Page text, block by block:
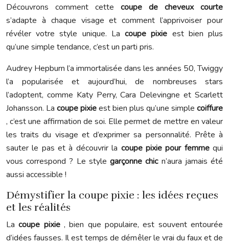
Découvrons comment cette coupe de cheveux courte
s’adapte à chaque visage et comment l’apprivoiser pour
révéler votre style unique. Lacoupe pixie est bien plus
qu’une simple tendance, c’est un parti pris.
Audrey Hepburn l’a immortalisée dans les années 50, Twiggy
l’a popularisée et aujourd’hui, de nombreuses stars
l’adoptent, comme Katy Perry, Cara Delevingne et Scarlett
Johansson. La coupe pixieest bien plus qu’une simple coiffure
, c’est une affirmation de soi. Elle permet de mettre en valeur
les traits du visage et d’exprimer sa personnalité. Prête à
sauter le pas et à découvrir la coupe pixie pour femmequi
vous correspond ? Le stylegarçonne chic n’aura jamais été
aussi accessible !
Démystifier la coupe pixie : les idées reçues
et les réalités
Lacoupe pixie, bien que populaire, est souvent entourée
d’idées fausses. Il est temps de démêler le vrai du faux et de